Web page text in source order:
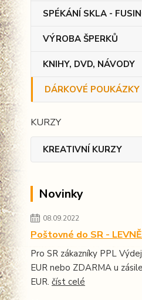
SPÉKÁNÍ SKLA -
VÝROBA ŠPERKŮ
KNIHY, DVD, NÁVODY
DÁRKOVÉ POUKÁZKY
KURZY
KREATIVNÍ KURZY
Novinky
08.09.2022
Poštovné do SR -
Pro SR zákazníky PPL
EUR nebo ZDARMA u
EUR. číst celé